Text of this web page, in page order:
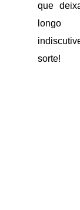
que
sorte!